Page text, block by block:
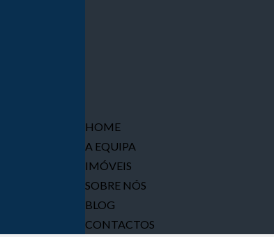
HOME
A EQUIPA
IMÓVEIS
SOBRE NÓS
BLOG
CONTACTOS